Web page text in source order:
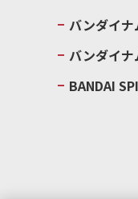
バンダイナ
バンダイナ
BANDAI